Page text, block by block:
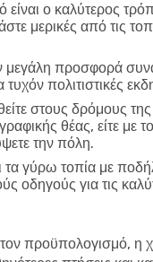
είναι ο καλύτερος
μερικές από τις
μεγάλη προσφορά
πολιτιστικές
στους
θέας, είτε
την πόλη.
γύρω τοπία με
οδηγούς για τις
προϋπολογισμό, η